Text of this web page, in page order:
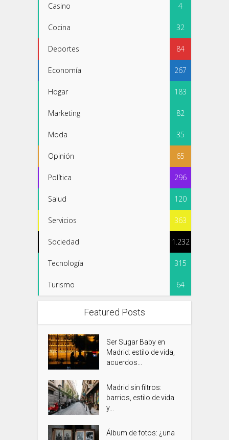
Casino 4
Cocina 32
Deportes 84
Economía 267
Hogar 183
Marketing 82
Moda 35
Opinión 65
Política 296
Salud 120
Servicios 363
Sociedad 1.232
Tecnología 315
Turismo 64
Featured Posts
Ser Sugar Baby en
Madrid: estilo de vida,
acuerdos...
Madrid sin filtros:
barrios, estilo de vida
y...
Álbum de fotos: ¿una